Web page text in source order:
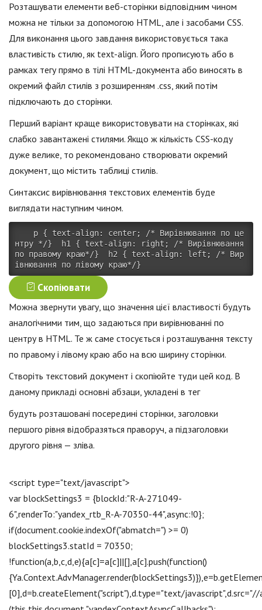
Розташувати елементи веб-сторінки відповідним чином
можна не тільки за допомогою HTML, але і засобами CSS.
Для виконання цього завдання використовується така
властивість стилю, як text-align. Його прописують або в
рамках тегу прямо в тілі HTML-документа або виносять в
окремий файл стилів з розширенням .css, який потім
підключають до сторінки.
Перший варіант краще використовувати на сторінках, які
слабко завантажені стилями. Якщо ж кількість CSS-коду
дуже велике, то рекомендовано створювати окремий
документ, що містить таблиці стилів.
Синтаксис вирівнювання текстових елементів буде
виглядати наступним чином.
   p { text-align: center; /* Вирівнювання по це
нтру */}  h1 { text-align: right; /* Вирівнювання
по правому краю*/}  h2 { text-align: left; /* Вир
івнювання по лівому краю*/}
Скопіювати
Можна звернути увагу, що значення цієї властивості будуть
аналогічними тим, що задаються при вирівнюванні по
центру в HTML. Те ж саме стосується і розташування тексту
по правому і лівому краю або на всю ширину сторінки.
Створіть текстовий документ і скопіюйте туди цей код. В
даному прикладі основні абзаци, укладені в тег
будуть розташовані посередині сторінки, заголовки
першого рівня відобразяться праворуч, а підзаголовки
другого рівня — зліва.
<script type="text/jаvascript">
var blockSettings3 = {blockId:"R-A-271049-
6",renderTo:"yandex_rtb_R-A-70350-44",async:!0};
if(document.cookie.indexOf("abmatch=") >= 0)
blockSettings3.statId = 70350;
!function(a,b,c,d,e){a[c]=a[c]||[],a[c].push(function()
[0],d=b.createElement("script"),d.type="text/